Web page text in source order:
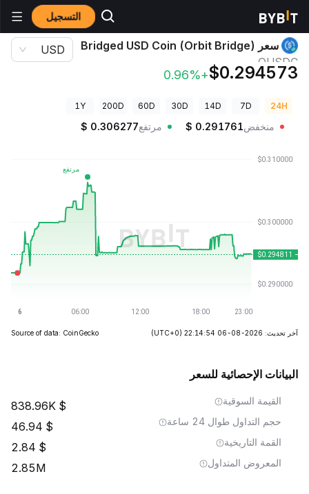
التسجيل أسعار العملات الرقمية
سعر Bridged USD Coin (Orbit Bridge)
OUSDC
$0.294573
+0.96%
USD
24H
7D
14D
30D
60D
200D
1Y
منخفض $ 0.291761 مرتفع $ 0.306277
آخر تحديث: 2026-08-06 22:14:54 (UTC+0)
Source of data: CoinGecko
البيانات الإحصائية للسعر
القيمة السوقية 838.96K
حجم التداول طوال 24 ساعة 46.94
القمة التاريخية 2.84
المعروض المتداول 2.85M